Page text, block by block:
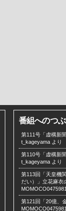
番組へのつ
第111号「虚構新
t_kageyama より
第110号「虚構新
t_kageyama より
第113回「天皇機
だい）」立花麻衣
第121回「20億、